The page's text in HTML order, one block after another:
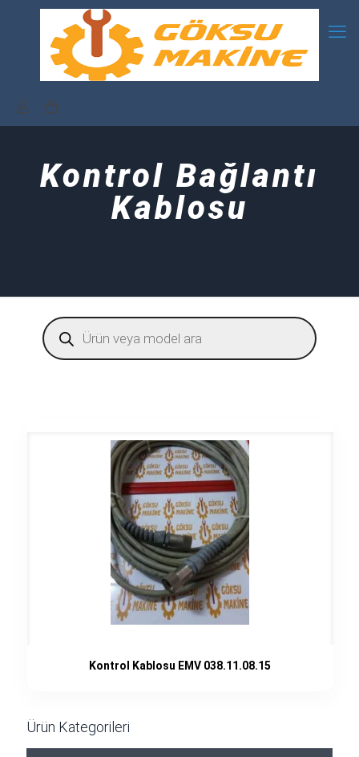
Kontrol Bağlantı
Kablosu
Products
search
Kontrol Kablosu EMV 038.11.08.15
Ürün Kategorileri